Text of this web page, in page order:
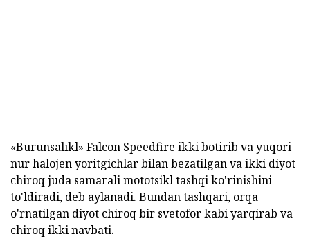
«Burunsalıkl» Falcon Speedfire ikki botirib va yuqori
nur halojen yoritgichlar bilan bezatilgan va ikki diyot
chiroq juda samarali mototsikl tashqi ko'rinishini
to'ldiradi, deb aylanadi. Bundan tashqari, orqa
o'rnatilgan diyot chiroq bir svetofor kabi yarqirab va
chiroq ikki navbati.